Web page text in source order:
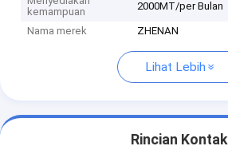
kemampuan
2000MT/per Bulan
Nama merek ZHENAN
Lihat Lebih
Rincian Kontak